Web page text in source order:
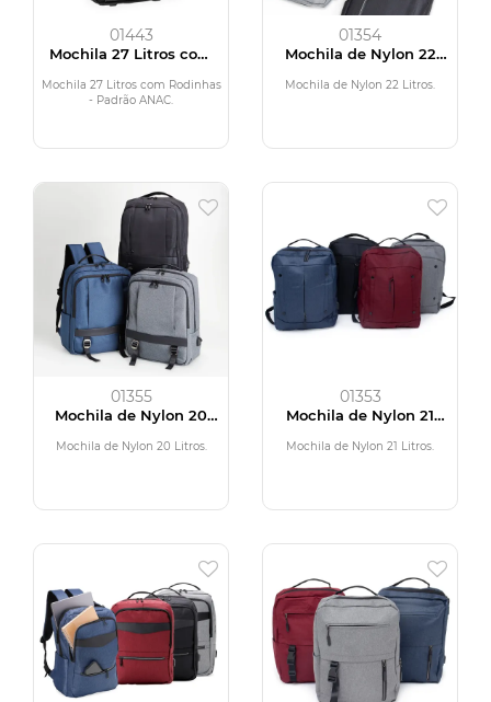
01443
Mochila 27 Litros com
Mochila 27 Litros com Rodinhas
- Padrão ANAC.
01354
Mochila de Nylon 22
Mochila de Nylon 22 Litros.
01355
Mochila de Nylon 20
Mochila de Nylon 20 Litros.
01353
Mochila de Nylon 21
Mochila de Nylon 21 Litros.